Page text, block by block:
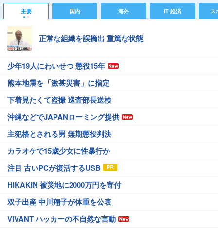
主要 国内 海外 IT 経済 ス
正常な組織を誤摘出 重篤な状態
少年19人にわいせつ 懲役15年
熊本地震を「激甚災害」に指定
下着見たくて盗撮 巡査部長送検
沖縄などでJAPANローミング提供
主犯格とされる男 無期懲役判決
カラオケで15歳少女に性暴行か
注目 古いPCが復活するUSB
HIKAKIN 被災地に2000万円を寄付
双子出産 中川翔子が体重を公表
VIVANT ハッカーの不自然な言動